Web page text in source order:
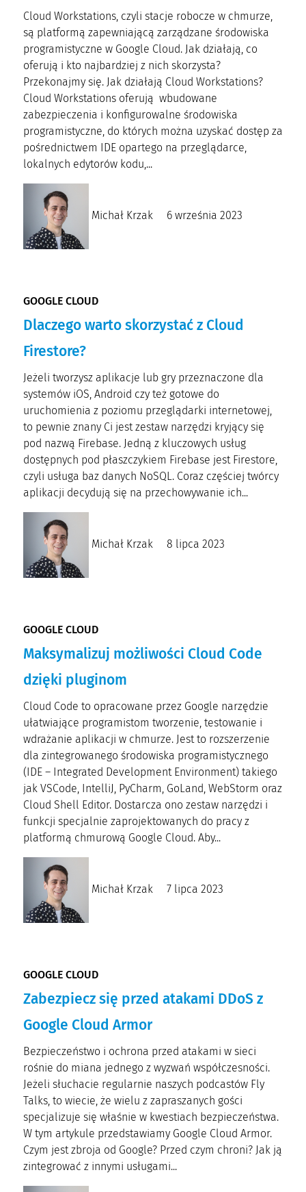
Cloud Workstations, czyli stacje robocze w chmurze,
są platformą zapewniającą zarządzane środowiska
programistyczne w Google Cloud. Jak działają, co
oferują i kto najbardziej z nich skorzysta?
Przekonajmy się. Jak działają Cloud Workstations?
Cloud Workstations oferują wbudowane
zabezpieczenia i konfigurowalne środowiska
programistyczne, do których można uzyskać dostęp za
pośrednictwem IDE opartego na przeglądarce,
lokalnych edytorów kodu,...
Michał Krzak 6 września 2023
GOOGLE CLOUD
Dlaczego warto skorzystać z Cloud
Firestore?
Jeżeli tworzysz aplikacje lub gry przeznaczone dla
systemów iOS, Android czy też gotowe do
uruchomienia z poziomu przeglądarki internetowej,
to pewnie znany Ci jest zestaw narzędzi kryjący się
pod nazwą Firebase. Jedną z kluczowych usług
dostępnych pod płaszczykiem Firebase jest Firestore,
czyli usługa baz danych NoSQL. Coraz częściej twórcy
aplikacji decydują się na przechowywanie ich...
Michał Krzak 8 lipca 2023
GOOGLE CLOUD
Maksymalizuj możliwości Cloud Code
dzięki pluginom
Cloud Code to opracowane przez Google narzędzie
ułatwiające programistom tworzenie, testowanie i
wdrażanie aplikacji w chmurze. Jest to rozszerzenie
dla zintegrowanego środowiska programistycznego
(IDE – Integrated Development Environment) takiego
jak VSCode, IntelliJ, PyCharm, GoLand, WebStorm oraz
Cloud Shell Editor. Dostarcza ono zestaw narzędzi i
funkcji specjalnie zaprojektowanych do pracy z
platformą chmurową Google Cloud. Aby...
Michał Krzak 7 lipca 2023
GOOGLE CLOUD
Zabezpiecz się przed atakami DDoS z
Google Cloud Armor
Bezpieczeństwo i ochrona przed atakami w sieci
rośnie do miana jednego z wyzwań współczesności.
Jeżeli słuchacie regularnie naszych podcastów Fly
Talks, to wiecie, że wielu z zapraszanych gości
specjalizuje się właśnie w kwestiach bezpieczeństwa.
W tym artykule przedstawiamy Google Cloud Armor.
Czym jest zbroja od Google? Przed czym chroni? Jak ją
zintegrować z innymi usługami...